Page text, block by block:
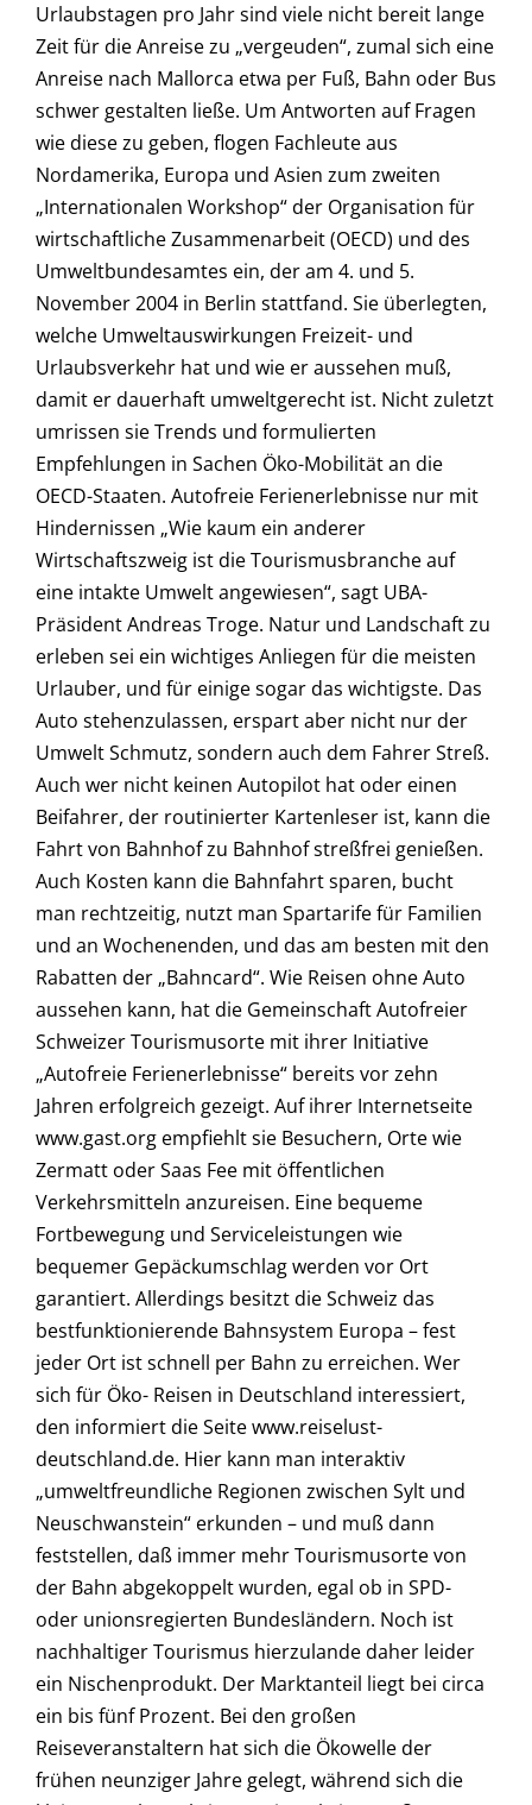
Urlaubstagen pro Jahr sind viele nicht bereit lange
Zeit für die Anreise zu „vergeuden“, zumal sich eine
Anreise nach Mallorca etwa per Fuß, Bahn oder Bus
schwer gestalten ließe. Um Antworten auf Fragen
wie diese zu geben, flogen Fachleute aus
Nordamerika, Europa und Asien zum zweiten
„Internationalen Workshop“ der Organisation für
wirtschaftliche Zusammenarbeit (OECD) und des
Umweltbundesamtes ein, der am 4. und 5.
November 2004 in Berlin stattfand. Sie überlegten,
welche Umweltauswirkungen Freizeit- und
Urlaubsverkehr hat und wie er aussehen muß,
damit er dauerhaft umweltgerecht ist. Nicht zuletzt
umrissen sie Trends und formulierten
Empfehlungen in Sachen Öko-Mobilität an die
OECD-Staaten. Autofreie Ferienerlebnisse nur mit
Hindernissen „Wie kaum ein anderer
Wirtschaftszweig ist die Tourismusbranche auf
eine intakte Umwelt angewiesen“, sagt UBA-
Präsident Andreas Troge. Natur und Landschaft zu
erleben sei ein wichtiges Anliegen für die meisten
Urlauber, und für einige sogar das wichtigste. Das
Auto stehenzulassen, erspart aber nicht nur der
Umwelt Schmutz, sondern auch dem Fahrer Streß.
Auch wer nicht keinen Autopilot hat oder einen
Beifahrer, der routinierter Kartenleser ist, kann die
Fahrt von Bahnhof zu Bahnhof streßfrei genießen.
Auch Kosten kann die Bahnfahrt sparen, bucht
man rechtzeitig, nutzt man Spartarife für Familien
und an Wochenenden, und das am besten mit den
Rabatten der „Bahncard“. Wie Reisen ohne Auto
aussehen kann, hat die Gemeinschaft Autofreier
Schweizer Tourismusorte mit ihrer Initiative
„Autofreie Ferienerlebnisse“ bereits vor zehn
Jahren erfolgreich gezeigt. Auf ihrer Internetseite
www.gast.org empfiehlt sie Besuchern, Orte wie
Zermatt oder Saas Fee mit öffentlichen
Verkehrsmitteln anzureisen. Eine bequeme
Fortbewegung und Serviceleistungen wie
bequemer Gepäckumschlag werden vor Ort
garantiert. Allerdings besitzt die Schweiz das
bestfunktionierende Bahnsystem Europa – fest
jeder Ort ist schnell per Bahn zu erreichen. Wer
sich für Öko- Reisen in Deutschland interessiert,
den informiert die Seite www.reiselust-
deutschland.de. Hier kann man interaktiv
„umweltfreundliche Regionen zwischen Sylt und
Neuschwanstein“ erkunden – und muß dann
feststellen, daß immer mehr Tourismusorte von
der Bahn abgekoppelt wurden, egal ob in SPD-
oder unionsregierten Bundesländern. Noch ist
nachhaltiger Tourismus hierzulande daher leider
ein Nischenprodukt. Der Marktanteil liegt bei circa
ein bis fünf Prozent. Bei den großen
Reiseveranstaltern hat sich die Ökowelle der
frühen neunziger Jahre gelegt, während sich die